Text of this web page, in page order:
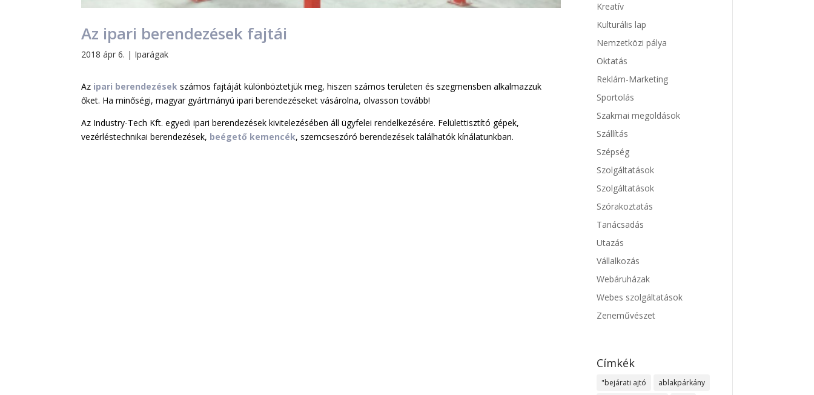
Az ipari berendezések fajtái
2018 ápr 6. | Iparágak
Az ipari berendezésekszámos fajtáját különböztetjük meg, hiszen számos területen és szegmensben alkalmazzuk
őket. Ha minőségi, magyar gyártmányú ipari berendezéseket vásárolna, olvasson tovább!
Az Industry-Tech Kft. egyedi ipari berendezések kivitelezésében áll ügyfelei rendelkezésére. Felülettisztító gépek,
vezérléstechnikai berendezések, beégető kemencék, szemcseszóró berendezések találhatók kínálatunkban.
Kreatív
Kulturális lap
Nemzetközi pálya
Oktatás
Reklám-Marketing
Sportolás
Szakmai megoldások
Szállítás
Szépség
Szolgáltatások
Szolgáltatások
Szórakoztatás
Tanácsadás
Utazás
Vállalkozás
Webáruházak
Webes szolgáltatások
Zeneművészet
Címkék
"bejárati ajtó
ablakpárkány